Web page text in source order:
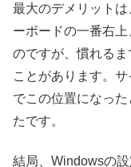
最大のデメリット
ーボードの一番右
のですが、慣れる
ことがあります。
でこの位置になっ
たです。
結局、Windowsの設